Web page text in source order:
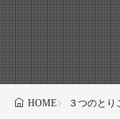
HOME ３つのとり